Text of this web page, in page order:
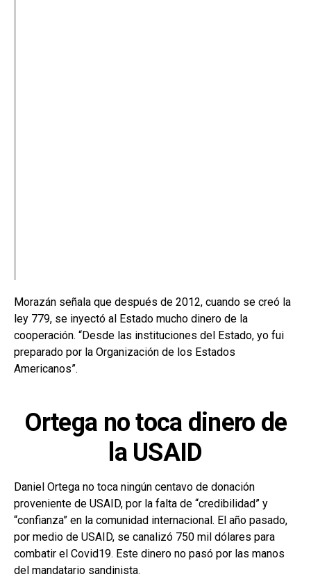
Morazán señala que después de 2012, cuando se creó la
ley 779, se inyectó al Estado mucho dinero de la
cooperación. “Desde las instituciones del Estado, yo fui
preparado por la Organización de los Estados
Americanos”.
Ortega no toca dinero de
la USAID
Daniel Ortega no toca ningún centavo de donación
proveniente de USAID, por la falta de “credibilidad” y
“confianza” en la comunidad internacional. El año pasado,
por medio de USAID, se canalizó 750 mil dólares para
combatir el Covid19. Este dinero no pasó por las manos
del mandatario sandinista.